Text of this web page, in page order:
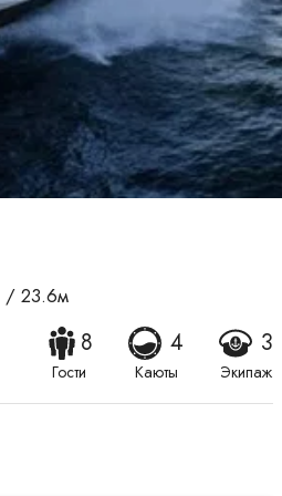
/ 23.6м
8
Гости
4
Каюты
3
Экипаж